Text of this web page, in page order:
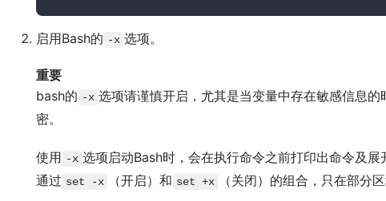
启用Bash的 -x 选项。
重要
bash的 -x 选项请谨慎开启，尤其是当变量中存在敏感信息
密。
使用 -x 选项启动Bash时，会在执行命令之前打印出命令及
通过 set -x （开启）和 set +x （关闭）的组合，只在部分区
(199)